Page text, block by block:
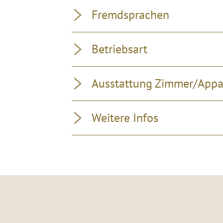
Fremdsprachen
Betriebsart
Ausstattung Zimmer/
Weitere Infos